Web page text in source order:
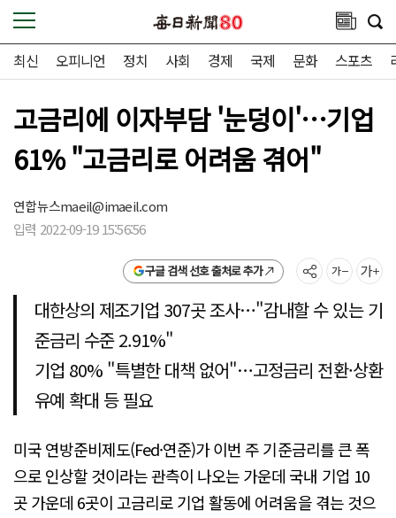
최신 오피니언 정치 사회 경제 국제 문화 스포츠
고금리에 이자부담 '눈덩이'…기업
61% "고금리로 어려움 겪어"
연합뉴스maeil@imaeil.com
입력 2022-09-19 15:56:56
구글 검색 선호 출처로 추가
대한상의 제조기업 307곳 조사…"감내할 수 있는 기
준금리 수준 2.91%"
기업 80% "특별한 대책 없어"…고정금리 전환·상환
유예 확대 등 필요
미국 연방준비제도(Fed·연준)가 이번 주 기준금리를 큰 폭
으로 인상할 것이라는 관측이 나오는 가운데 국내 기업 10
곳 가운데 6곳이 고금리로 기업 활동에 어려움을 겪는 것으